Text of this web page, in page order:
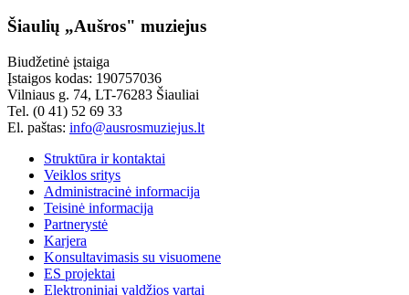
Šiaulių „Aušros" muziejus
Biudžetinė įstaiga
Įstaigos kodas: 190757036
Vilniaus g. 74, LT-76283 Šiauliai
Tel. (0 41) 52 69 33
El. paštas: info@ausrosmuziejus.lt
Struktūra ir kontaktai
Veiklos sritys
Administracinė informacija
Teisinė informacija
Partnerystė
Karjera
Konsultavimasis su visuomene
ES projektai
Elektroniniai valdžios vartai